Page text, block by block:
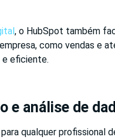
, o HubSpot também
como vendas e
e eficiente.
e análise de
qualquer profissional